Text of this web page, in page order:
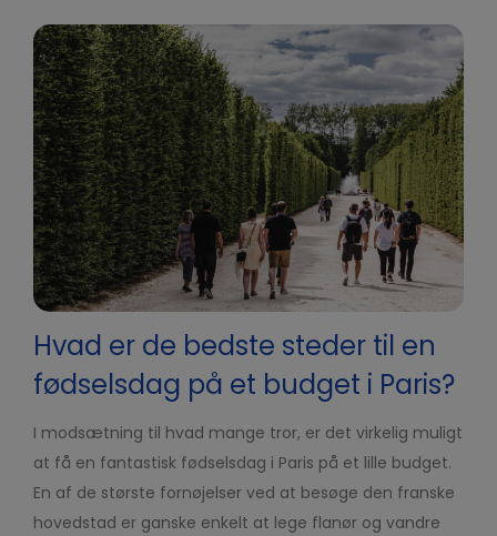
Hvad er de bedste steder til en
fødselsdag på et budget i Paris?
I modsætning til hvad mange tror, er det virkelig muligt
at få en fantastisk fødselsdag i Paris på et lille budget.
En af de største fornøjelser ved at besøge den franske
hovedstad er ganske enkelt at lege flanør og vandre